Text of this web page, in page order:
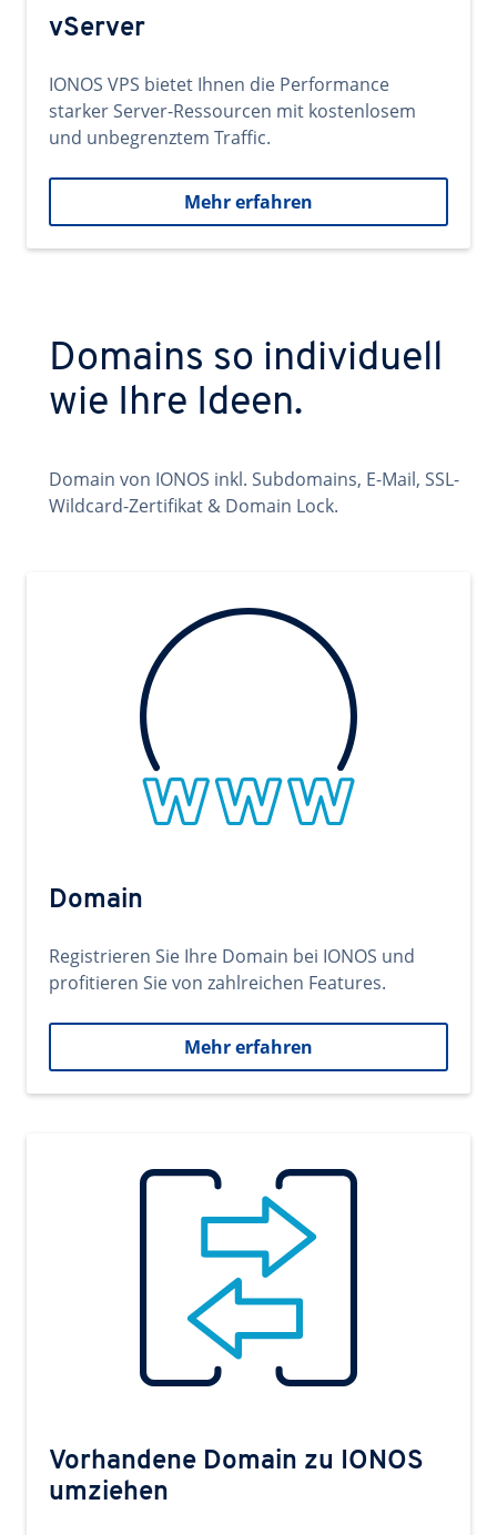
vServer
IONOS VPS bietet Ihnen die Performance
starker Server-Ressourcen mit kostenlosem
und unbegrenztem Traffic.
Mehr erfahren
Domains so individuell
wie Ihre Ideen.
Domain von IONOS inkl. Subdomains, E-Mail, SSL-
Wildcard-Zertifikat & Domain Lock.
Domain
Registrieren Sie Ihre Domain bei IONOS und
profitieren Sie von zahlreichen Features.
Mehr erfahren
Vorhandene Domain zu IONOS
umziehen